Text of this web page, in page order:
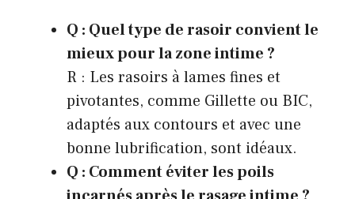
Q : Quel type de rasoir convient le
mieux pour la zone intime ?
R : Les rasoirs à lames fines et
pivotantes, comme Gillette ou BIC,
adaptés aux contours et avec une
bonne lubrification, sont idéaux.
Q : Comment éviter les poils